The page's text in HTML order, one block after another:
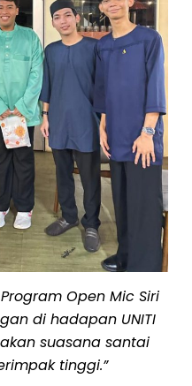
Open Mic Siri
di hadapan UNITI
suasana santai
tinggi.”